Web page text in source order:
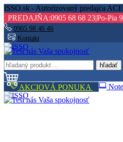
ISSO.sk - Autorizovaný predajca
PREDAJŇA:0905 68 68 23|Po-Pia
0905 98 46 46
Kontakt
hľadať
AKCIOVÁ PONUKA